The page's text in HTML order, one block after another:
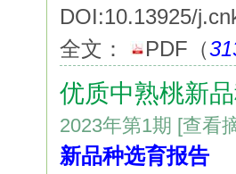
DOI:10.13925/
全文：
PDF （
优质中熟桃新
2023年第1期 [查看
新品种选育报告